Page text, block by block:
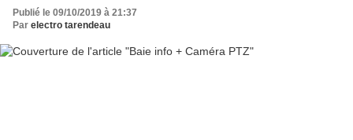
Publié le 09/10/2019 à 21:37
Par electro tarendeau